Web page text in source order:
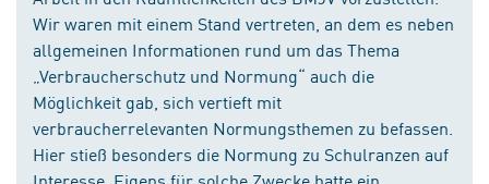
Wir waren mit einem Stand vertreten, an dem es neben
allgemeinen Informationen rund um das Thema
„Verbraucherschutz und Normung“ auch die
Möglichkeit gab, sich vertieft mit
verbraucherrelevanten Normungsthemen zu befassen.
Hier stieß besonders die Normung zu Schulranzen auf